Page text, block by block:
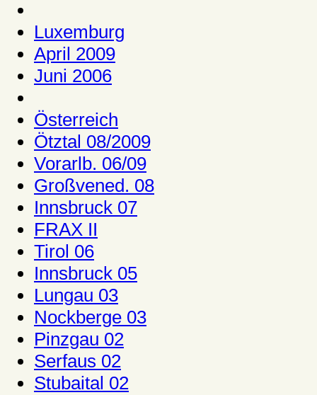
Luxemburg
April 2009
Juni 2006
Österreich
Ötztal 08/2009
Vorarlb. 06/09
Großvened. 08
Innsbruck 07
FRAX II
Tirol 06
Innsbruck 05
Lungau 03
Nockberge 03
Pinzgau 02
Serfaus 02
Stubaital 02